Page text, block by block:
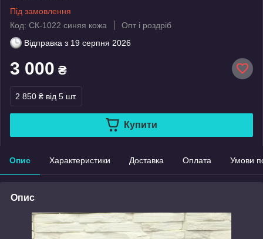
Під замовлення
Код: СК-1022 синяя кожа
Опт і роздріб
Відправка з 19 серпня 2026
3 000 ₴
2 850 ₴ від 5 шт.
Купити
Опис Характеристики Доставка Оплата Умови
Опис